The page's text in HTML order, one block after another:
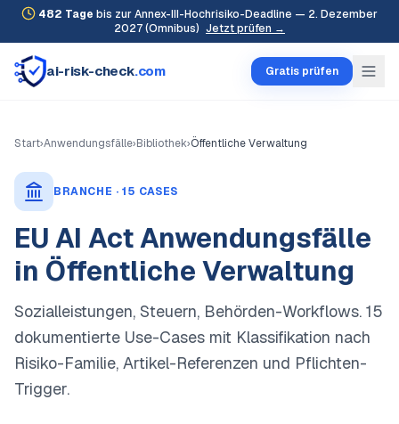
482 Tage bis zur Annex-III-Hochrisiko-Deadline — 2. Dezember
2027 (Omnibus) Jetzt prüfen →
ai-risk-check.com Gratis prüfen
Start›Anwendungsfälle›Bibliothek›Öffentliche Verwaltung
BRANCHE · 15 CASES
EU AI Act Anwendungsfälle
in Öffentliche Verwaltung
Sozialleistungen, Steuern, Behörden-Workflows. 15
dokumentierte Use-Cases mit Klassifikation nach
Risiko-Familie, Artikel-Referenzen und Pflichten-
Trigger.